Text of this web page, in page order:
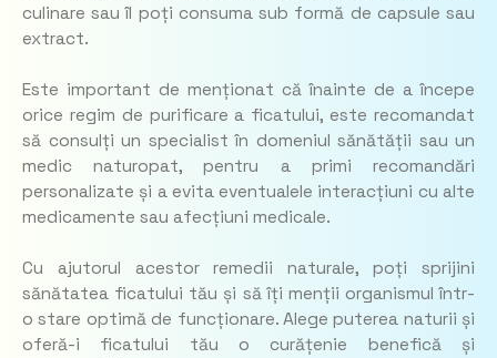
culinare sau îl poți consuma sub formă de capsule sau
extract.
Este important de menționat că înainte de a începe
orice regim de purificare a ficatului, este recomandat
să consulți un specialist în domeniul sănătății sau un
medic naturopat, pentru a primi recomandări
personalizate și a evita eventualele interacțiuni cu alte
medicamente sau afecțiuni medicale.
Cu ajutorul acestor remedii naturale, poți sprijini
sănătatea ficatului tău și să îți menții organismul într-
o stare optimă de funcționare. Alege puterea naturii și
oferă-i ficatului tău o curățenie benefică și